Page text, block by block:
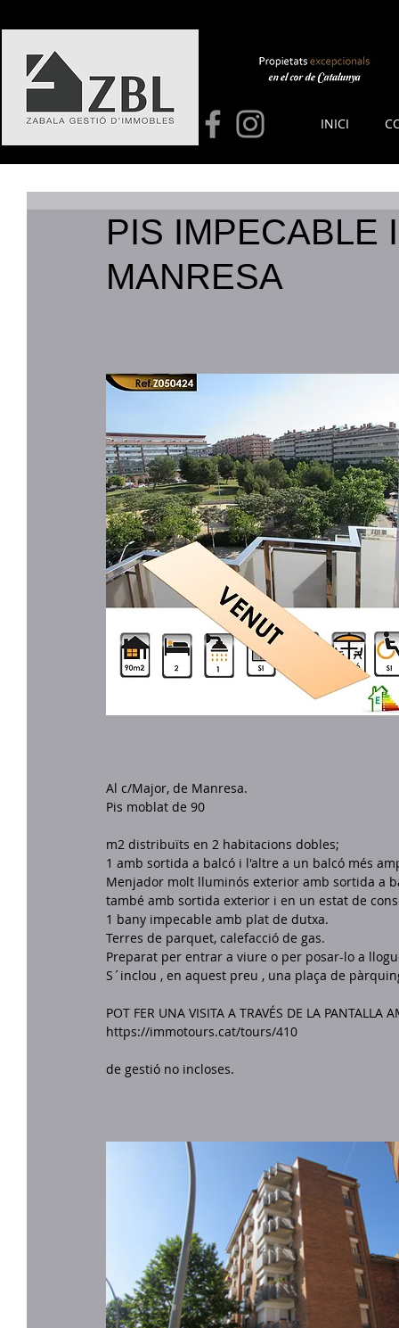
INICI
PIS IMPECABLE
MANRESA
Al c/Major, de Manresa.
Pis moblat de 90
m2 distribuïts en 2 habitacions dobles;
1 amb sortida a balcó i l'altre a un balcó més
Menjador molt lluminós exterior amb sortida a
també amb sortida exterior i en un estat de
1 bany impecable amb plat de dutxa.
Terres de parquet, calefacció de gas.
Preparat per entrar a viure o per posar-lo a
S´inclou , en aquest preu , una plaça de
POT FER UNA VISITA A TRAVÉS DE LA PANTALLA
https://immotours.cat/tours/410
de gestió no incloses.